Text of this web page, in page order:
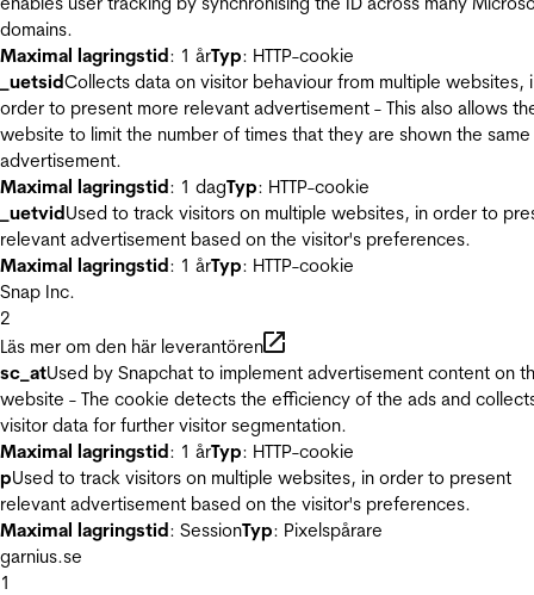
domains.
Maximal lagringstid: 1 årTyp: HTTP-cookie
_uetsidCollects data on visitor behaviour from multiple websites,
order to present more relevant advertisement - This also allows
website to limit the number of times that they are shown the same
advertisement.
Maximal lagringstid: 1 dagTyp: HTTP-cookie
_uetvidUsed to track visitors on multiple websites, in order to
relevant advertisement based on the visitor's preferences.
Maximal lagringstid: 1 årTyp: HTTP-cookie
Snap Inc.
2
Läs mer om den här leverantören
sc_atUsed by Snapchat to implement advertisement content on
website - The cookie detects the efficiency of the ads and
visitor data for further visitor segmentation.
Maximal lagringstid: 1 årTyp: HTTP-cookie
pUsed to track visitors on multiple websites, in order to present
relevant advertisement based on the visitor's preferences.
Maximal lagringstid: SessionTyp: Pixelspårare
garnius.se
1